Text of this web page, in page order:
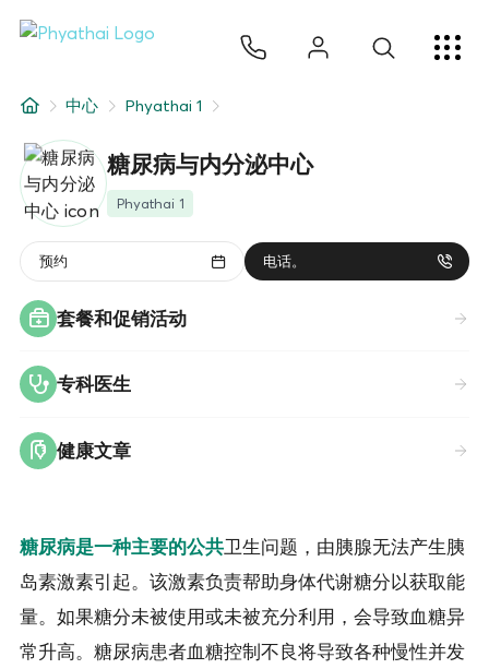
关于我们
医院分院
中心 Phyathai 1
糖尿病与内分泌中心
Phyathai 1
预约 电话。
套餐和促销活动
专科医生
健康文章
糖尿病是一种主要的公共卫生问题，由胰腺无法产生胰
岛素激素引起。该激素负责帮助身体代谢糖分以获取能
量。如果糖分未被使用或未被充分利用，会导致血糖异
常升高。糖尿病患者血糖控制不良将导致各种慢性并发